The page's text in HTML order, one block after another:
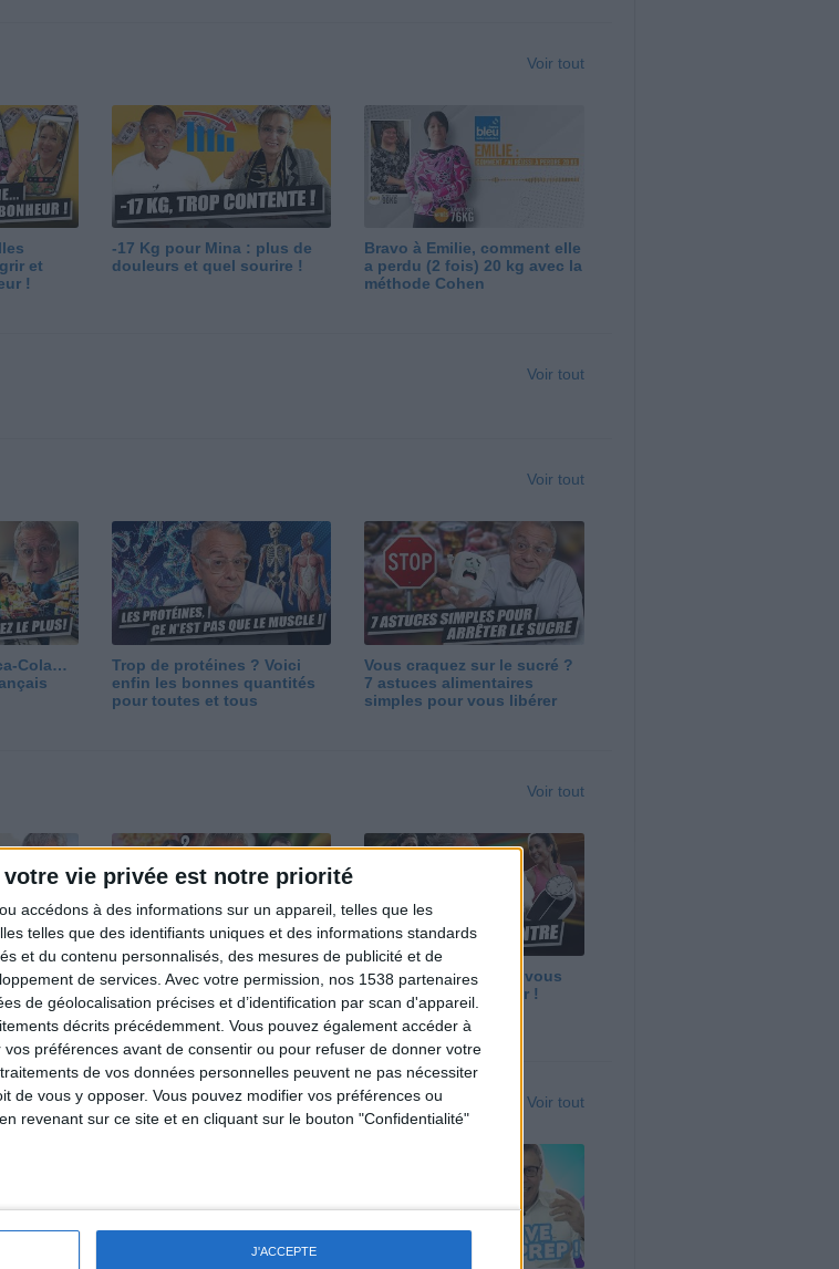
votre vie privée est notre priorité
accédons à des informations sur un appareil, telles que les
telles que des identifiants uniques et des informations standards
et du contenu personnalisés, des mesures de publicité et de
de services. Avec votre permission, nos 1538 partenaires
de géolocalisation précises et d’identification par scan d'appareil.
décrits précédemment. Vous pouvez également accéder à
préférences avant de consentir ou pour refuser de donner votre
de vos données personnelles peuvent ne pas nécessiter
de vous y opposer. Vous pouvez modifier vos préférences ou
revenant sur ce site et en cliquant sur le bouton "Confidentialité"
J'ACCEPTE
Voir tout
et
!
-17 Kg pour Mina : plus de
douleurs et quel sourire !
Bravo à Emilie, comment elle
a perdu (2 fois) 20 kg avec la
méthode Cohen
Voir tout
Voir tout
Cola…
Trop de protéines ? Voici
enfin les bonnes quantités
pour toutes et tous
Vous craquez sur le sucré ?
7 astuces alimentaires
simples pour vous libérer
Voir tout
Et après la perte de poids ?
Je fais comment ?
Maigrir vite ? Ce que vous
devez vraiment savoir !
Voir tout